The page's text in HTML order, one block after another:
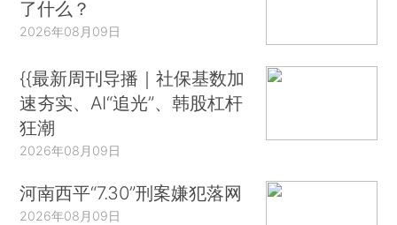
了什么？
2026年08月09日
{{最新周刊导播｜社保基数加
速夯实、AI“追光”、韩股杠杆
狂潮
2026年08月09日
河南西平“7.30”刑案嫌犯落网
2026年08月09日